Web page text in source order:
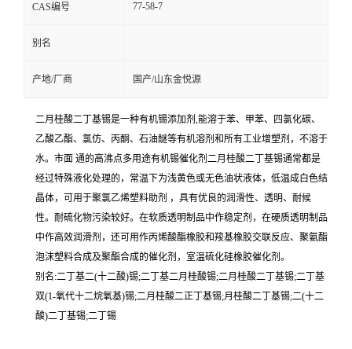
CAS编号 77-58-7
别名
产地/厂商 国产/山东金悦源
二月桂酸二丁基锡是一种有机锡添加剂,能溶于苯、甲苯、四氯化碳、
乙酸乙酯、氯仿、丙酮、石油醚等有机溶剂和所有工业增塑剂，不溶于
水。市面 通的高沸点多用途有机锡催化剂二月桂酸二丁基锡通常都是
经过特殊液化处理的，常温下为浅黄色或无色油状液体，低温成白色结
晶体，可用于聚氯乙烯塑料助剂 ，具有优良的润滑性、透明、耐候
性。耐硫化物污染较好。在软质透明制品中作稳定剂，在硬质透明制品
中作高效润滑剂，还可用作丙烯酸酯橡胶和羧基橡胶交联反应、聚氨酯
泡沫塑料合成及聚酯合成的催化剂，室温硫化硅橡胶催化剂。
别名:二丁基二(十二酸)锡;二丁基二月桂酸锡;二月桂酸二丁基锡;二丁基
双(1-氧代十二烷氧基)锡;二月桂酸二正丁基锡;月桂酸二丁基锡;二(十二
酸)二丁基锡;二丁锡